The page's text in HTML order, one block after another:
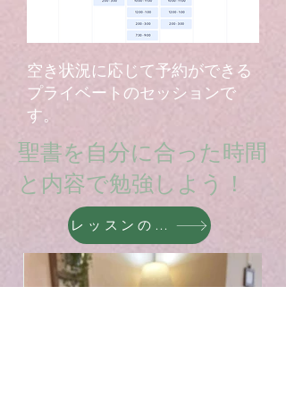
空き状況に応じて予約ができる
プライベートのセッションで
す。
聖書を自分に合った時間
と内容で勉強しよう！
レッスンの打ち合わせ